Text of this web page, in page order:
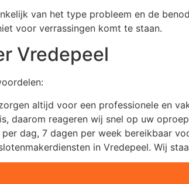
van het type probleem en de
voor verrassingen komt te staan.
Vredepeel
altijd voor een professionele en
daarom reageren wij snel op uw
dag, 7 dagen per week bereikbaar
in Vredepeel. Wij